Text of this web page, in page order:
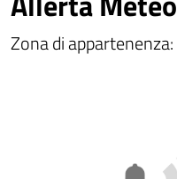
Zona di appartenenza: